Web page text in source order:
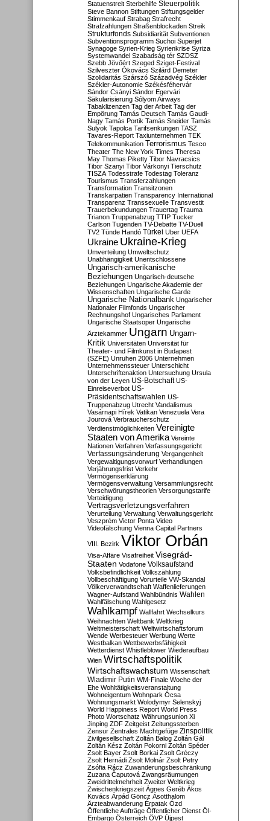
Statuenstreit Sterbehilfe Steuerpolitik
Steve Bannon Stiftungen Stiftungsgelder
Stimmenkauf Strabag Strafrecht
Strafzahlungen Straßenblockaden Streik
Strukturfonds Subsidiarität Subventionen
Subventionsprogramm Suchoi Superjet
Synagoge Syrien-Krieg Syrienkrise Syriza
Systemwandel Szabadság tér SZDSZ
Szebb Jövőért Szeged Sziget-Festival
Szilveszter Ókovács Szilárd Demeter
Szolidaritás Szárszó Századvég Székler
Székler-Autonomie Székésféhervár
Sándor Csányi Sándor Egervári
Säkularisierung Sólyom Airways
Tabaklizenzen Tag der Arbeit Tag der
Empörung Tamás Deutsch Tamás Gaudi-
Nagy Tamás Portik Tamás Sneider Tamás
Sulyok Tapolca Tarifsenkungen TASZ
Tavares-Report Taxiunternehmen TEK
Telekommunikation Terrorismus Tesco
Theater The New York Times Theresa
May Thomas Piketty Tibor Navracsics
Tibor Szanyi Tibor Várkonyi Tierschutz
TISZA Todesstrafe Todestag Toleranz
Tourismus Transferzahlungen
Transformation Transitzonen
Transkarpatien Transparency International
Transparenz Transsexuelle Transvestit
Trauerbekundungen Trauertag Trauma
Trianon Truppenabzug TTIP Tucker
Carlson Tugenden TV-Debatte TV-Duell
TV2 Tünde Handó Türkei Uber UEFA
Ukraine Ukraine-Krieg
Umverteilung Umweltschutz
Unabhängigkeit Unentschlossene
Ungarisch-amerikanische
Beziehungen Ungarisch-deutsche
Beziehungen Ungarische Akademie der
Wissenschaften Ungarische Garde
Ungarische Nationalbank Ungarischer
Nationaler Filmfonds Ungarischer
Rechnungshof Ungarisches Parlament
Ungarische Staatsoper Ungarische
Ärztekammer Ungarn Ungarn-
Kritik Universitäten Universität für
Theater- und Filmkunst in Budapest
(SZFE) Unruhen 2006 Unternehmen
Unternehmenssteuer Unterschicht
Unterschriftenaktion Untersuchung Ursula
von der Leyen US-Botschaft US-
Einreiseverbot US-
Präsidentschaftswahlen US-
Truppenabzug Utrecht Vandalismus
Vasárnapi Hírek Vatikan Venezuela Vera
Jourová Verbraucherschutz
Verdienstmöglichkeiten Vereinigte
Staaten von Amerika Vereinte
Nationen Verfahren Verfassungsgericht
Verfassungsänderung Vergangenheit
Vergewaltigungsvorwurf Verhandlungen
Verjährungsfrist Verkehr
Vermögenserklärung
Vermögensverwaltung Versammlungsrecht
Verschwörungstheorien Versorgungstarife
Verteidigung
Vertragsverletzungsverfahren
Verurteilung Verwaltung Verwaltungsgericht
Veszprém Victor Ponta Video
Videofälschung Vienna Capital Partners
VIII. Bezirk Viktor Orbán
Visa-Affäre Visafreiheit Visegrád-
Staaten Vodafone Volksaufstand
Volksbefindlichkeit Volkszählung
Vollbeschäftigung Vorurteile VW-Skandal
Völkerverwandtschaft Waffenlieferungen
Wagner-Aufstand Wahlbündnis Wahlen
Wahlfälschung Wahlgesetz
Wahlkampf Wallfahrt Wechselkurs
Weihnachten Weltbank Weltkrieg
Weltmeisterschaft Weltwirtschaftsforum
Wende Werbesteuer Werbung Werte
Westbalkan Wettbewerbsfähigkeit
Wetterdienst Whistleblower Wiederaufbau
Wien Wirtschaftspolitik
Wirtschaftswachstum Wissenschaft
Wladimir Putin WM-Finale Woche der
Ehe Wohltätigkeitsveranstaltung
Wohneigentum Wohnpark Ócsa
Wohnungsmarkt Wolodymyr Selenskyj
World Happiness Report World Press
Photo Wortschatz Währungsunion Xi
Jinping ZDF Zeitgeist Zeitungssterben
Zensur Zentrales Machtgefüge Zinspolitik
Zivilgesellschaft Zoltán Balog Zoltán Gál
Zoltán Kész Zoltán Pokorni Zoltán Spéder
Zsolt Bayer Zsolt Borkai Zsolt Gréczy
Zsolt Hernádi Zsolt Molnár Zsolt Petry
Zsófia Rácz Zuwanderungsbeschränkung
Zuzana Čaputová Zwangsräumungen
Zweidrittelmehrheit Zweiter Weltkrieg
Zwischenkriegszeit Ágnes Geréb Ákos
Kovács Árpád Göncz Ásotthalom
Ärzteabwanderung Érpatak Ózd
Öffentliche Aufträge Öffentlicher Dienst Öl-
Embargo Österreich ÖVP Újpest